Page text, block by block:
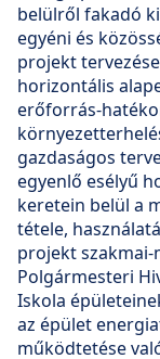
belülről fakadó
egyéni és
projekt
horizontális
erőforrás-
gazdaságos
egyenlő esélyű
keretein belül a
tétele,
projekt szakmai-
Polgármesteri
Iskola
az épület
működtetése